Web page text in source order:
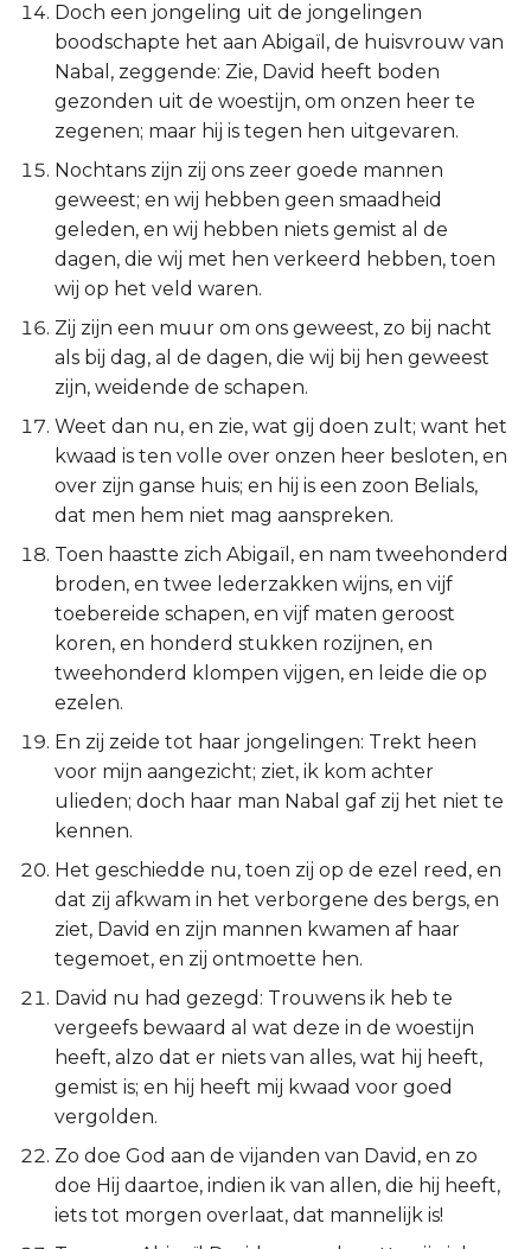
Doch een jongeling uit de jongelingen
boodschapte het aan Abigaïl, de huisvrouw van
Nabal, zeggende: Zie, David heeft boden
gezonden uit de woestijn, om onzen heer te
zegenen; maar hij is tegen hen uitgevaren.
Nochtans zijn zij ons zeer goede mannen
geweest; en wij hebben geen smaadheid
geleden, en wij hebben niets gemist al de
dagen, die wij met hen verkeerd hebben, toen
wij op het veld waren.
Zij zijn een muur om ons geweest, zo bij nacht
als bij dag, al de dagen, die wij bij hen geweest
zijn, weidende de schapen.
Weet dan nu, en zie, wat gij doen zult; want het
kwaad is ten volle over onzen heer besloten, en
over zijn ganse huis; en hij is een zoon Belials,
dat men hem niet mag aanspreken.
Toen haastte zich Abigaïl, en nam tweehonderd
broden, en twee lederzakken wijns, en vijf
toebereide schapen, en vijf maten geroost
koren, en honderd stukken rozijnen, en
tweehonderd klompen vijgen, en leide die op
ezelen.
En zij zeide tot haar jongelingen: Trekt heen
voor mijn aangezicht; ziet, ik kom achter
ulieden; doch haar man Nabal gaf zij het niet te
kennen.
Het geschiedde nu, toen zij op de ezel reed, en
dat zij afkwam in het verborgene des bergs, en
ziet, David en zijn mannen kwamen af haar
tegemoet, en zij ontmoette hen.
David nu had gezegd: Trouwens ik heb te
vergeefs bewaard al wat deze in de woestijn
heeft, alzo dat er niets van alles, wat hij heeft,
gemist is; en hij heeft mij kwaad voor goed
vergolden.
Zo doe God aan de vijanden van David, en zo
doe Hij daartoe, indien ik van allen, die hij heeft,
iets tot morgen overlaat, dat mannelijk is!